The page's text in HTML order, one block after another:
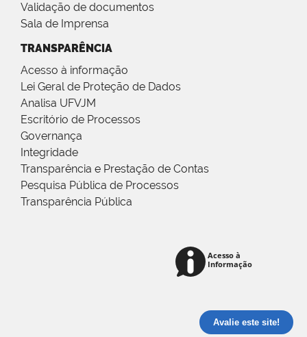
Validação de documentos
Sala de Imprensa
TRANSPARÊNCIA
Acesso à informação
Lei Geral de Proteção de Dados
Analisa UFVJM
Escritório de Processos
Governança
Integridade
Transparência e Prestação de Contas
Pesquisa Pública de Processos
Transparência Pública
Avalie este site!